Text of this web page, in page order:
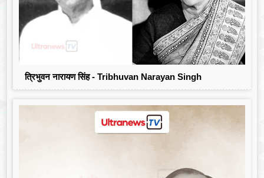
त्रिभुवन नारायण सिंह - Tribhuvan Narayan Singh